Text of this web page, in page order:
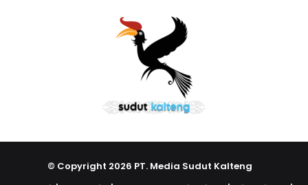
© Copyright 2026 PT. Media Sudut Kalteng